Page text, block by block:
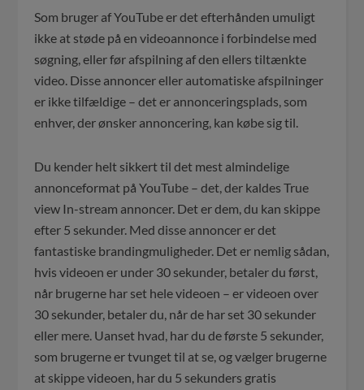
Som bruger af YouTube er det efterhånden umuligt
ikke at støde på en videoannonce i forbindelse med
søgning, eller før afspilning af den ellers tiltænkte
video. Disse annoncer eller automatiske afspilninger
er ikke tilfældige – det er annonceringsplads, som
enhver, der ønsker annoncering, kan købe sig til.
Du kender helt sikkert til det mest almindelige
annonceformat på YouTube – det, der kaldes True
view In-stream annoncer. Det er dem, du kan skippe
efter 5 sekunder. Med disse annoncer er det
fantastiske brandingmuligheder. Det er nemlig sådan,
hvis videoen er under 30 sekunder, betaler du først,
når brugerne har set hele videoen – er videoen over
30 sekunder, betaler du, når de har set 30 sekunder
eller mere. Uanset hvad, har du de første 5 sekunder,
som brugerne er tvunget til at se, og vælger brugerne
at skippe videoen, har du 5 sekunders gratis